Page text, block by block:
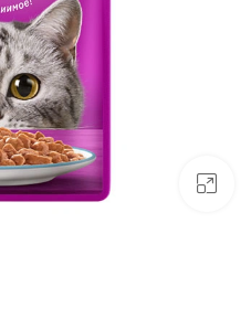
بزرگنمایی تصویر